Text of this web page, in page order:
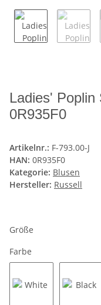
Ladies'
0R935F0
Artikelnr.: F-793.00-J
HAN: 0R935F0
Kategorie: Blusen
Hersteller: Russell
Größe
Farbe